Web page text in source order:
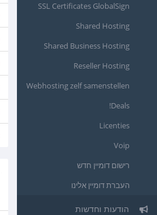
SSL Certificates GlobalSign
Shared Hosting
Shared Business Hosting
Reseller Hosting
Webhosting zelf samenstellen
Deals!
Licenties
Voip
רישום דומיין חדש
העברת דומיין אלינו
הודעות וחדשות